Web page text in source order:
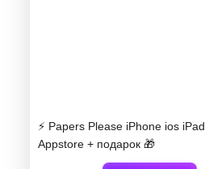
⚡️ Papers Please iPhone ios iPad
Appstore + подарок 🎁